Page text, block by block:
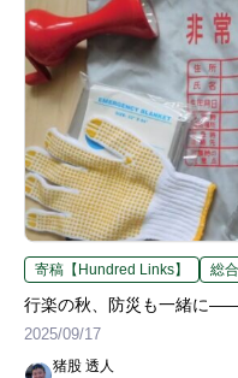
寄稿【Hundred Links】 総合
行楽の秋、防災も一緒に――
2025/09/17
猪股 透人